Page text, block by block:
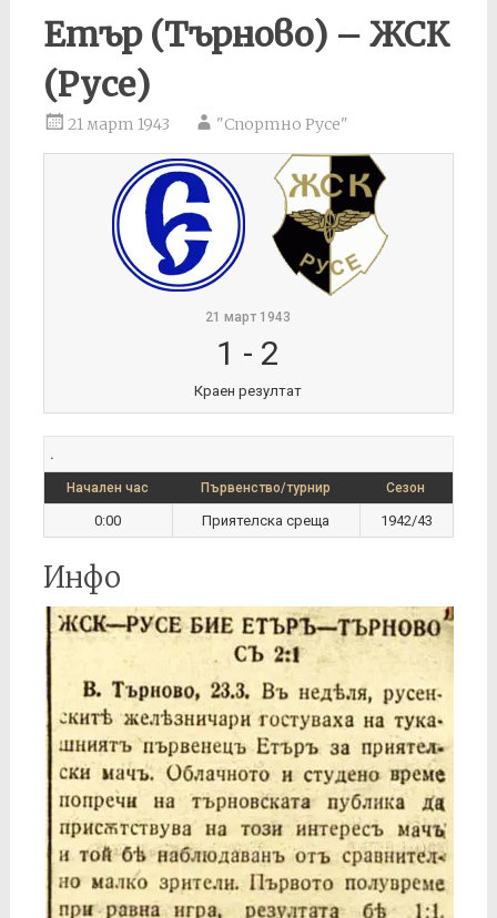
Етър (Търново) – ЖСК
(Русе)
21 март 1943 "Спортно Русе"
21 март 1943
1 - 2
Краен резултат
.
Начален час Първенство/турнир Сезон
0:00 Приятелска среща 1942/43
Инфо